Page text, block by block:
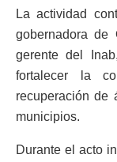
La actividad
gobernadora de
gerente del
fortalecer la
recuperación de
municipios.
Durante el acto